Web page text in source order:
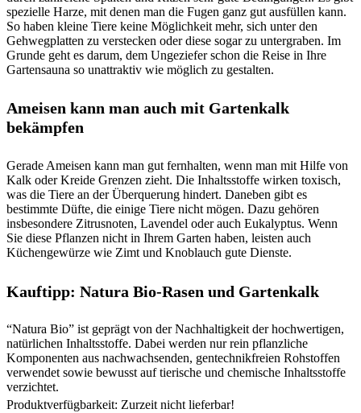
spezielle Harze, mit denen man die Fugen ganz gut ausfüllen kann.
So haben kleine Tiere keine Möglichkeit mehr, sich unter den
Gehwegplatten zu verstecken oder diese sogar zu untergraben. Im
Grunde geht es darum, dem Ungeziefer schon die Reise in Ihre
Gartensauna so unattraktiv wie möglich zu gestalten.
Ameisen kann man auch mit Gartenkalk
bekämpfen
Gerade Ameisen kann man gut fernhalten, wenn man mit Hilfe von
Kalk oder Kreide Grenzen zieht. Die Inhaltsstoffe wirken toxisch,
was die Tiere an der Überquerung hindert. Daneben gibt es
bestimmte Düfte, die einige Tiere nicht mögen. Dazu gehören
insbesondere Zitrusnoten, Lavendel oder auch Eukalyptus. Wenn
Sie diese Pflanzen nicht in Ihrem Garten haben, leisten auch
Küchengewürze wie Zimt und Knoblauch gute Dienste.
Kauftipp: Natura Bio-Rasen und Gartenkalk
“Natura Bio” ist geprägt von der Nachhaltigkeit der hochwertigen,
natürlichen Inhaltsstoffe. Dabei werden nur rein pflanzliche
Komponenten aus nachwachsenden, gentechnikfreien Rohstoffen
verwendet sowie bewusst auf tierische und chemische Inhaltsstoffe
verzichtet.
Produktverfügbarkeit: Zurzeit nicht lieferbar!